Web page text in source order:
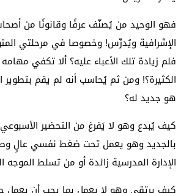
فهو الوحيد من يُصنّف عرفًا وقانونًا من
الإشرافية ويُدرِّس! وخصوصا في مرحلتي
فلم زيادة تلك الأعباء عليه؟ ألا تكفي مهامه
الكثيرة؟! ومن ثم يُحاسب أنه لم يقم بتطوير
هو جديد له؟
كيف يُبدع وهو لا يَفرغ من التحضير
بالجديد وهو يعمل تحت ضغط نفسي عالٍ
الإدارة المدرسية زائدة أو من تسلط الموجه